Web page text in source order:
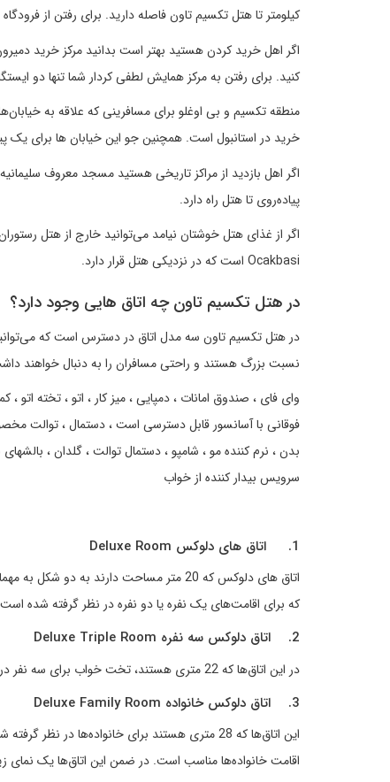
کیلومتر تا هتل تکسیم تاون فاصله دارید. برای رفتن از
اگر اهل خرید کردن هستید بهتر است بدانید مرکز خرید
کنید. برای رفتن به مرکز همایش لطفی کردار شما تنها دو
منطقه تکسیم و بی اوغلو برای مسافرینی که علاقه به
خرید در استانبول است. همچنین جو این خیابان ها برای یک
پیاده‌روی تا هتل راه دارد.
Ocakbasi است که در نزدیکی هتل قرار دارد.
در هتل تکسیم تاون چه اتاق هایی وجود دارد؟
در هتل تکسیم تاون سه مدل اتاق در دسترس است که می‌توانید
نسبت بزرگ هستند و راحتی مسافران را به دنبال خواهند
وای فای ، صندوق امانات ، دمپایی ، میز کار ، اتو ، تخته
فوقانی با آسانسور قابل دسترسی است ، دستمال ، توالت
بدن ، نرم کننده مو ، شامپو ، دستمال توالت ، گلدان ،
سرویس بیدار کننده از خواب
1. اتاق های دلوکس Deluxe Room
اتاق های دلوکس که 20 متر مساحت دارند
که برای اقامت‌های یک نفره یا دو نفره در نظر گرفته شده
2. اتاق دلوکس سه نفره Deluxe Triple Room
در این اتاق‌ها که 22 متری هستند، تخت خواب برای سه نفر در نظر گرفته شده است و میهمانان می‌توانند آن را برای اقامت‌های سه نفره خود انتخاب کنند.
3. اتاق دلوکس خانواده Deluxe Family Room
این اتاق‌ها که 28 متری هستند برای خانواده‌ها
اقامت خانواده‌ها مناسب است. در ضمن این اتاق‌ها یک نمای